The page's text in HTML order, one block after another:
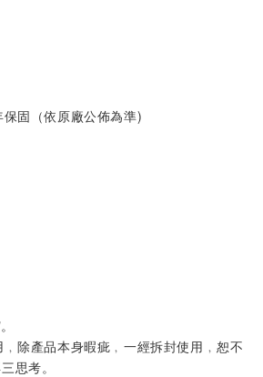
固（依原廠公佈為準)
除產品本身暇疵﹐一經拆封使用﹐恕不
思考。